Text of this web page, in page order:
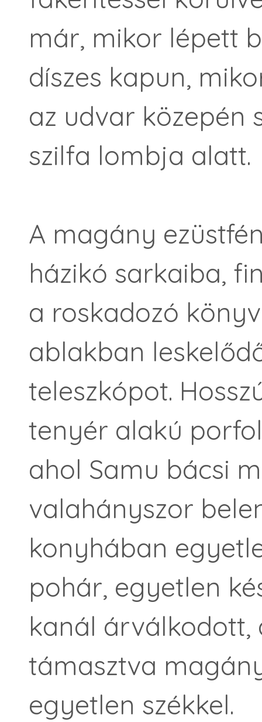
már, mikor lépett
díszes kapun,
az udvar közepén
szilfa lombja alatt.
A magány
házikó sarkaiba,
a roskadozó
ablakban
teleszkópot.
tenyér alakú
ahol Samu bácsi
valahányszor
konyhában
pohár, egyetlen
kanál árválkodott,
támasztva
egyetlen székkel.